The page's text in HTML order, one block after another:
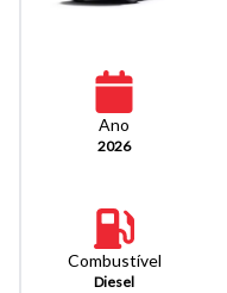
Ano
2026
Combustível
Diesel